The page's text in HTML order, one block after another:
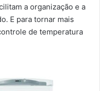
a organização e a
E para tornar mais
de temperatura